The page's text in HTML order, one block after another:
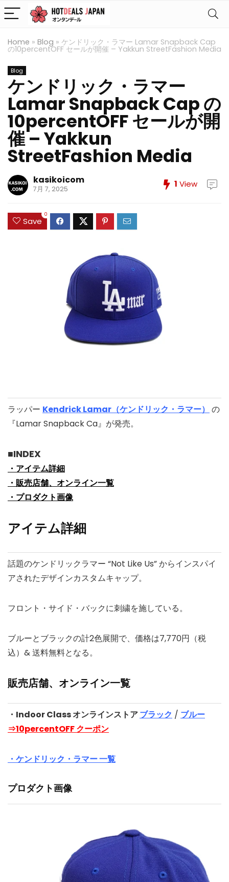
Home » Blog » ケンドリック・ラマー Lamar Snapback Cap
の10percentOFF セールが開催 – Yakkun StreetFashion Media
Blog
ケンドリック・ラマー
Lamar Snapback Cap の
10percentOFF セールが開
催 – Yakkun
StreetFashion Media
kasikoicom
7月 7, 2025 1 View
Save
0
ラッパー Kendrick Lamar（ケンドリック・ラマー） の
『Lamar Snapback Ca』が発売。
■INDEX
・アイテム詳細
・販売店舗、オンライン一覧
・プロダクト画像
アイテム詳細
話題のケンドリックラマー “Not Like Us” からインスパイ
アされたデザインカスタムキャップ。
フロント・サイド・バックに刺繍を施している。
ブルーとブラックの計2色展開で、価格は7,770円（税
込）& 送料無料となる。
販売店舗、オンライン一覧
・Indoor Class オンラインストアブラック / ブルー
⇒10percentOFF クーポン
・ケンドリック・ラマー 一覧
プロダクト画像